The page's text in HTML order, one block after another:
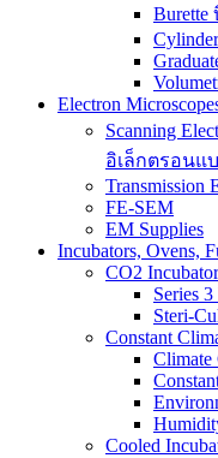
Burette
Electron
Scanning
อิเล็กตรอนแ
Transmission
FE-SEM
EM Supplies
Incubators, Ovens,
CO2
Series
Steri-
Constant
Climate
Cooled